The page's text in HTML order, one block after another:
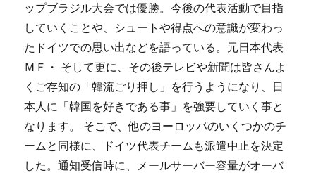
ップブラジル大会では優勝。今後の代表活動で目指
していくことや、シュートや得点への意識が変わっ
たドイツでの思い出などを語っている。元日本代表
ＭＦ・ そして更に、その後テレビや新聞は皆さんよ
くご存知の「韓流ごり押し」を行うようになり、日
本人に「韓国を好きである事」を強要していく事と
なります。 そこで、他のヨーロッパのいくつかのチ
ームと同様に、ドイツ代表チームも派遣中止を決定
した。通知受信時に、メールサーバー容量がオーバ